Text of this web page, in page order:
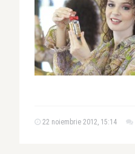
22 noiembrie 2012, 15:14